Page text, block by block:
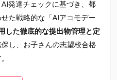
発達チェックに基づき、都
た戦略的な「AIアコモデー
した徹底的な提出物管理と定
し、お子さんの志望校合格